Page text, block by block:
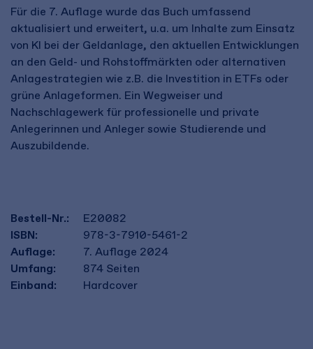
Für die 7. Auflage wurde das Buch umfassend
aktualisiert und erweitert, u.a. um Inhalte zum Einsatz
von KI bei der Geldanlage, den aktuellen Entwicklungen
an den Geld- und Rohstoffmärkten oder alternativen
Anlagestrategien wie z.B. die Investition in ETFs oder
grüne Anlageformen. Ein Wegweiser und
Nachschlagewerk für professionelle und private
Anlegerinnen und Anleger sowie Studierende und
Auszubildende.
Bestell-Nr.:
E20082
ISBN:
978-3-7910-5461-2
Auflage:
7. Auflage 2024
Umfang:
874 Seiten
Einband:
Hardcover